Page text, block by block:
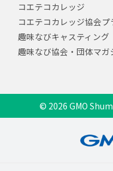
コエテコカレッジ
コエテコカレッジ協会プ
趣味なびキャスティング
趣味なび協会・団体マガ
© 2026 GMO